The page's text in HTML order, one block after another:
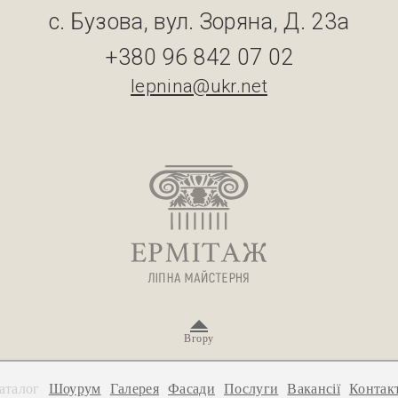
с. Бузова, вул. Зоряна, Д. 23а
+380 96 842 07 02
lepnina@ukr.net
Вгору
Шоурум Галерея Фасади Послуги Вакансії